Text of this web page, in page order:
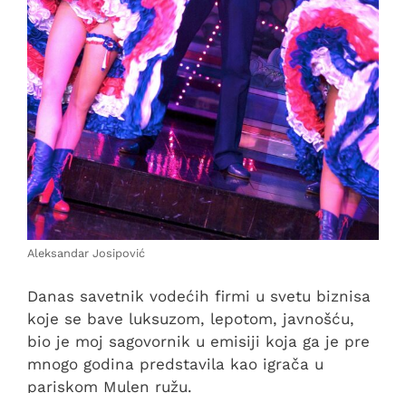
Aleksandar Josipović
Danas savetnik vodećih firmi u svetu biznisa
koje se bave luksuzom, lepotom, javnošću,
bio je moj sagovornik u emisiji koja ga je pre
mnogo godina predstavila kao igrača u
pariskom Mulen ružu.